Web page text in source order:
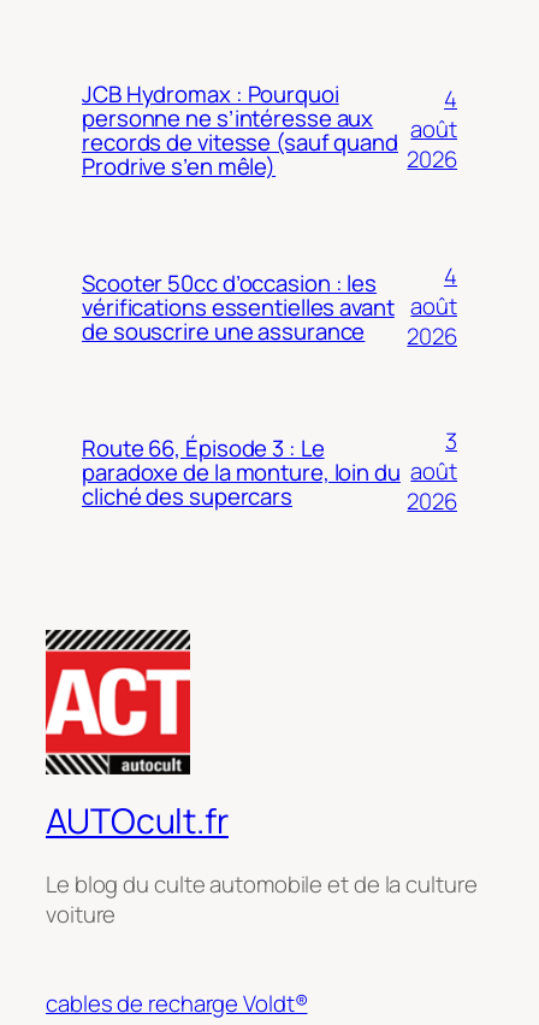
JCB Hydromax : Pourquoi
personne ne s’intéresse aux
records de vitesse (sauf quand
Prodrive s’en mêle)
4
août
2026
Scooter 50cc d’occasion : les
vérifications essentielles avant
de souscrire une assurance
4
août
2026
Route 66, Épisode 3 : Le
paradoxe de la monture, loin du
cliché des supercars
3
août
2026
AUTOcult.fr
Le blog du culte automobile et de la culture
voiture
cables de recharge Voldt®